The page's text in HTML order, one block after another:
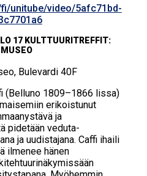
unitube/video/5afc71bd-
17 KULT­TUU­RIT­REF­FIT:
Bu­le­var­di 40F
(Belluno 1809–1866 lissa)
erikoistunut
ja
pidetään veduta-
ja uudistajana. Caffi ihaili
ilmenee hänen